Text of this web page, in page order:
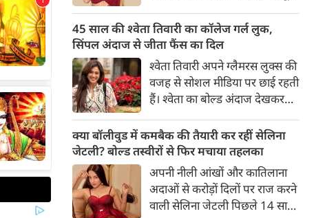
निक्की तंबोली अपने अपने बोल्ड
और दिलकश अंदाज के लिए मशहूर
हैं। वह अपनी सिजलिंग अदाओं से
इंटरनेट पर तहलका मचाती रहती हैं।
इस बार निक्की ने मरून कलर की
साड़ी में अपनी कुछ सुपर सिजलिंग
साड़ी में निक्की की अदाएं देखने
लायक है।
45 साल की श्वेता तिवारी का कॉलेज गर्ल लुक,
सिंपल अंदाज से जीता फैंस का दिल
श्वेता तिवारी अपने ग्लैमरस लुक्स की
वजह से सोशल मीडिया पर छाई रहती
हैं। श्वेता का बोल्ड अंदाज देखकर
अंदाजा लगाना मुश्किल है कि वह दो
बच्चों की मां हैं। 45 साल की श्वेता
तिवारी की तस्वीरों पर फैंस जमकर
प्यार लुटाते हैं। इस बार श्वेता तिवारी
क्या बॉलीवुड में कमबैक की तैयारी कर रहीं सेलिना
जेटली? बोल्ड तस्वीरों से फिर मचाया तहलका
अपनी नीली आंखों और कातिलाना